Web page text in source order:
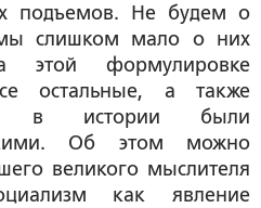
подъемов. Не будем о
мы слишком мало о них
этой формулировке
остальные, а также
в истории были
Об этом можно
великого мыслителя
как явление